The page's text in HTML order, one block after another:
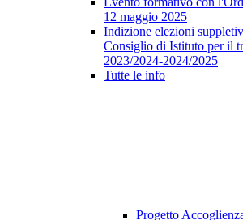
12 maggio 2025
Indizione elezioni
Consiglio di Istituto per il
2023/2024-2024/2025
Tutte le info
Progetto